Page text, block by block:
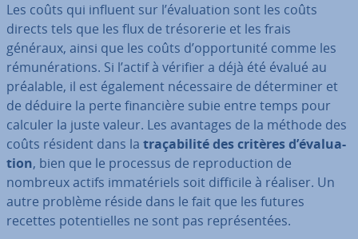
Les coûts qui influent sur l’éva­lua­tion sont les coûts
directs tels que les flux de tré­so­re­rie et les frais
généraux, ainsi que les coûts d’op­por­tu­nité comme les
ré­mu­né­ra­tions. Si l’actif à vérifier a déjà été évalué au
préalable, il est également né­ces­saire de dé­ter­mi­ner et
de déduire la perte fi­nan­cière subie entre temps pour
calculer la juste valeur. Les avantages de la méthode des
coûts résident dans la tra­ça­bi­lité des critères d’éva­lua­
tion, bien que le processus de re­pro­duc­tion de
nombreux actifs im­ma­té­riels soit difficile à réaliser. Un
autre problème réside dans le fait que les futures
recettes po­ten­tielles ne sont pas re­pré­sen­tées.